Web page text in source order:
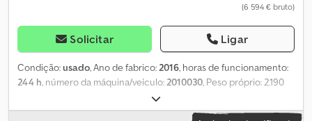
(6 594 € bruto)
Solicitar Ligar
Condição:usado, Ano de fabrico: 2016, horas de funcionamento:
244 h , número da máquina/veículo: 2010030 , Peso próprio: 2.190
kg Dedpfxoy Uq Iue Akbjck Capacidade de elevação: 230 kg
Altura de trabalho: 1.000 cm Dimensões do compartimento de